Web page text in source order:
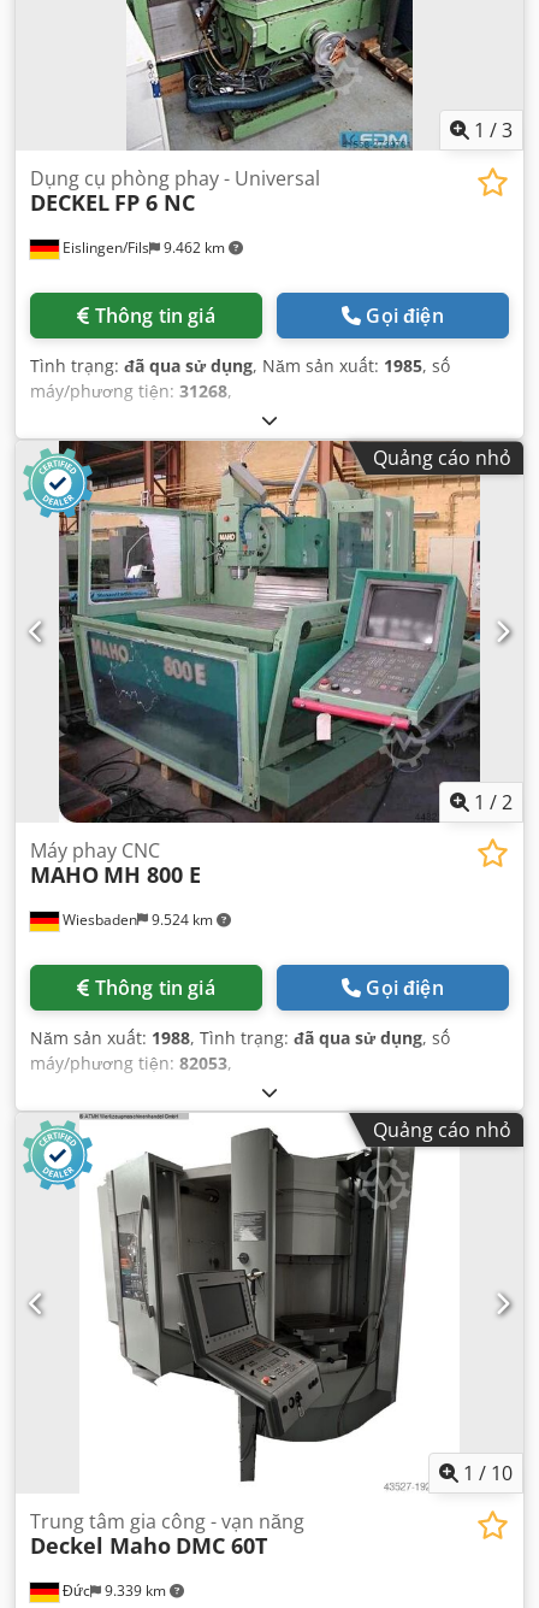
1 /3
Eislingen/Fils 9.462 km
Dụng cụ phòng phay - Universal
DECKEL FP 6 NC
Thông tin giá Gọi điện
Tình trạng: đã qua sử dụng, Năm sản xuất: 1985, số
máy/phương tiện: 31268,
Quảng cáo nhỏ
1 /2
Wiesbaden 9.524 km
Máy phay CNC
MAHO MH 800 E
Thông tin giá Gọi điện
Năm sản xuất: 1988, Tình trạng: đã qua sử dụng, số
máy/phương tiện: 82053,
Quảng cáo nhỏ
1 / 10
Đức 9.339 km
Trung tâm gia công - vạn năng
Deckel Maho DMC 60T